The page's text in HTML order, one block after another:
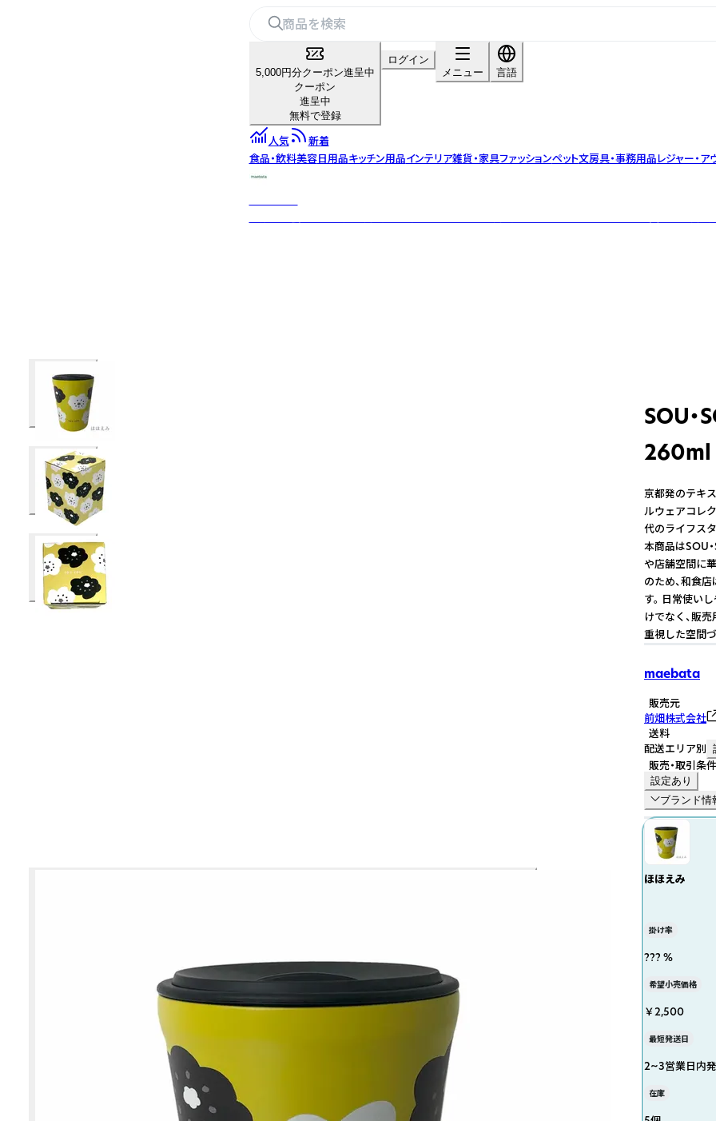
5,000円分クーポン進呈中
クーポン
進呈中
無料で登録
ログイン
メニュー
言語
人気
新着
食品・飲料美容日用品キッチン用品インテリア雑貨・家具ファッションペット文房具・事務用品レジャー・ア
SOU・
260ml
京都発のテキス
ルウェアコレ
代のライフス
本商品はSOU
や店舗空間に
のため、和食
す。 日常使い
けでなく、販
重視した空間
maebata
販売元
前畑株式会社
送料
配送エリア別
販売・取引条件
設定あり
ブランド情
ほほえみ
掛け率
??? %
希望小売価格
￥2,500
最短発送日
2~3営業日内
在庫